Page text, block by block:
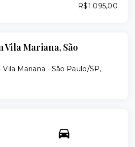
R$1.095,00
Mariana, São
Vila Mariana - São Paulo/SP,